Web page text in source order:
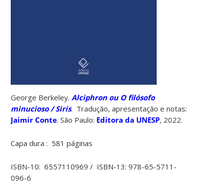
George Berkeley.Alciphron ou O filósofo
minucioso / Siris. Tradução, apresentação e notas:
Jaimir Conte. São Paulo: Editora da UNESP, 2022.
Capa dura ‏: ‎ 581 páginas
ISBN-10: ‎ 6557110969 / ISBN-13: 978-65-5711-
096-6